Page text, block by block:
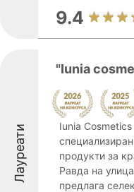
9.4
Лауреати
"Iunia
Iunia
продукти за
Равда на
предлага